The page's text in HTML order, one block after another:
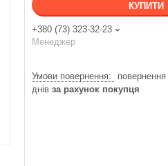
КУПИТИ
+380 (73) 323-32-23
Менеджер
днів за рахунок покупця